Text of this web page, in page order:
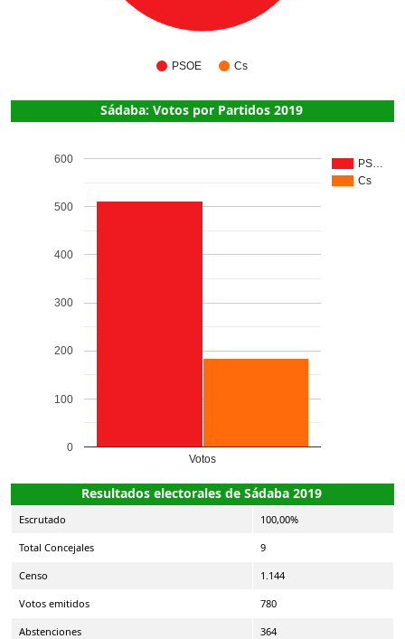
PSOE Cs
Sádaba: Votos por Partidos 2019
PS…
Cs
Votos
0
100
200
300
400
500
600
Resultados electorales de Sádaba 2019
Escrutado 100,00%
Total Concejales 9
Censo 1.144
Votos emitidos 780
Abstenciones 364